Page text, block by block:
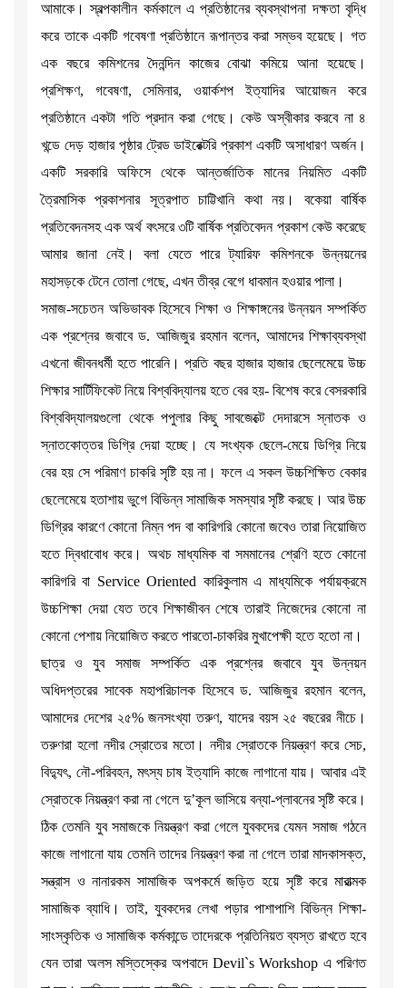
আমাকে। স্বল্পকালীন কর্মকালে এ প্রতিষ্ঠানের ব্যবস্থাপনা দক্ষতা বৃদ্ধি
করে তাকে একটি গবেষণা প্রতিষ্ঠানে রূপান্তর করা সম্ভব হয়েছে। গত
এক বছরে কমিশনের দৈনন্দিন কাজের বোঝা কমিয়ে আনা হয়েছে।
প্রশিক্ষণ, গবেষণা, সেমিনার, ওয়ার্কশপ ইত্যাদির আয়োজন করে
প্রতিষ্ঠানে একটা গতি প্রদান করা গেছে। কেউ অস্বীকার করবে না ৪
খন্ডে দেড় হাজার পৃষ্ঠার ট্রেড ডাইরেক্টরি প্রকাশ একটি অসাধারণ অর্জন।
একটি সরকারি অফিসে থেকে আন্তর্জাতিক মানের নিয়মিত একটি
ত্রৈমাসিক প্রকাশনার সূত্রপাত চাট্টিখানি কথা নয়। বকেয়া বার্ষিক
প্রতিবেদনসহ এক অর্থ বৎসরে ৩টি বার্ষিক প্রতিবেদন প্রকাশ কেউ করেছে
আমার জানা নেই। বলা যেতে পারে ট্যারিফ কমিশনকে উন্নয়নের
মহাসড়কে টেনে তোলা গেছে, এখন তীব্র বেগে ধাবমান হওয়ার পালা।
সমাজ-সচেতন অভিভাবক হিসেবে শিক্ষা ও শিক্ষাঙ্গনের উন্নয়ন সম্পর্কিত
এক প্রশ্নের জবাবে ড. আজিজুর রহমান বলেন, আমাদের শিক্ষাব্যবস্থা
এখনো জীবনধর্মী হতে পারেনি। প্রতি বছর হাজার হাজার ছেলেমেয়ে উচ্চ
শিক্ষার সার্টিফিকেট নিয়ে বিশ্ববিদ্যালয় হতে বের হয়- বিশেষ করে বেসরকারি
বিশ্ববিদ্যালয়গুলো থেকে পপুলার কিছু সাবজেক্টে দেদারসে স্নাতক ও
স্নাতকোত্তর ডিগ্রি দেয়া হচ্ছে। যে সংখ্যক ছেলে-মেয়ে ডিগ্রি নিয়ে
বের হয় সে পরিমাণ চাকরি সৃষ্টি হয় না। ফলে এ সকল উচ্চশিক্ষিত বেকার
ছেলেমেয়ে হতাশায় ভুগে বিভিন্ন সামাজিক সমস্যার সৃষ্টি করছে। আর উচ্চ
ডিগ্রির কারণে কোনো নিম্ন পদ বা কারিগরি কোনো জবেও তারা নিয়োজিত
হতে দ্বিধাবোধ করে। অথচ মাধ্যমিক বা সমমানের শ্রেণি হতে কোনো
কারিগরি বা Service Oriented কারিকুলাম এ মাধ্যমিকে পর্যায়ক্রমে
উচ্চশিক্ষা দেয়া যেত তবে শিক্ষাজীবন শেষে তারাই নিজেদের কোনো না
কোনো পেশায় নিয়োজিত করতে পারতো-চাকরির মুখাপেক্ষী হতে হতো না।
ছাত্র ও যুব সমাজ সম্পর্কিত এক প্রশ্নের জবাবে যুব উন্নয়ন
অধিদপ্তরের সাবেক মহাপরিচালক হিসেবে ড. আজিজুর রহমান বলেন,
আমাদের দেশের ২৫% জনসংখ্যা তরুণ, যাদের বয়স ২৫ বছরের নীচে।
তরুণরা হলো নদীর স্রোতের মতো। নদীর স্রোতকে নিয়ন্ত্রণ করে সেচ,
বিদ্যুৎ, নৌ-পরিবহন, মৎস্য চাষ ইত্যাদি কাজে লাগানো যায়। আবার এই
স্রোতকে নিয়ন্ত্রণ করা না গেলে দু’কূল ভাসিয়ে বন্যা-প্লাবনের সৃষ্টি করে।
ঠিক তেমনি যুব সমাজকে নিয়ন্ত্রণ করা গেলে যুবকদের যেমন সমাজ গঠনে
কাজে লাগানো যায় তেমনি তাদের নিয়ন্ত্রণ করা না গেলে তারা মাদকাসক্ত,
সন্ত্রাস ও নানারকম সামাজিক অপকর্মে জড়িত হয়ে সৃষ্টি করে মারাত্মক
সামাজিক ব্যাধি। তাই, যুবকদের লেখা পড়ার পাশাপাশি বিভিন্ন শিক্ষা-
সাংস্কৃতিক ও সামাজিক কর্মকান্ডে তাদেরকে প্রতিনিয়ত ব্যস্ত রাখতে হবে
যেন তারা অলস মস্তিস্কের অপবাদে Devil`s Workshop এ পরিণত